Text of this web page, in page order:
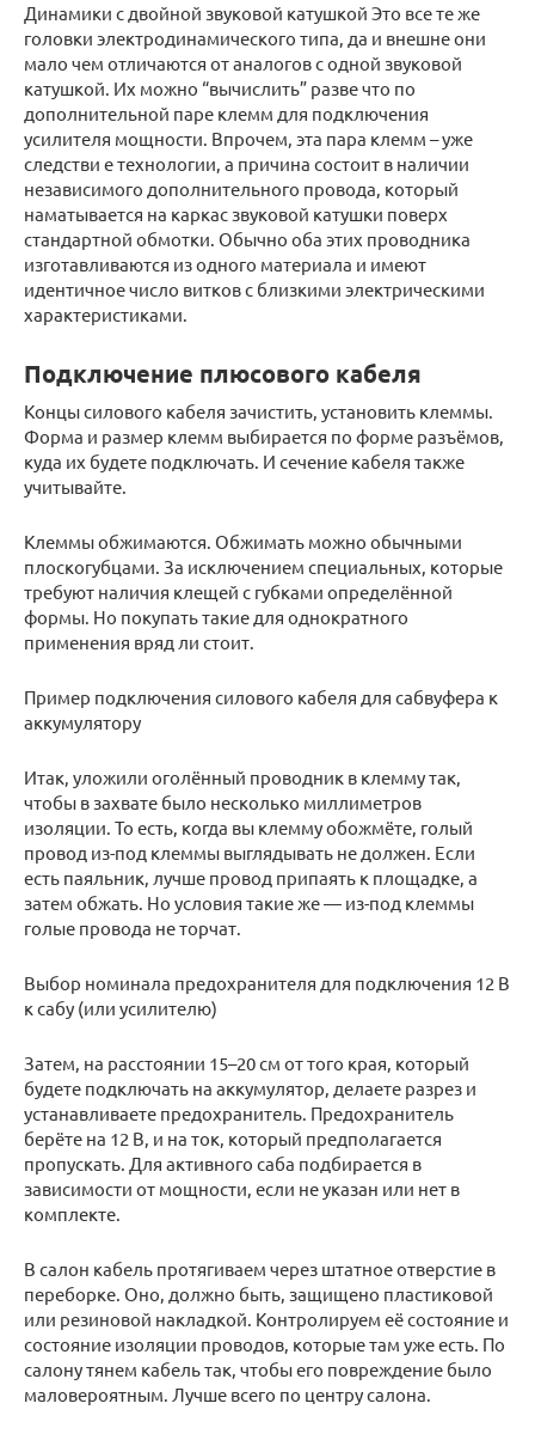
Динамики с двойной звуковой катушкой Это все те же
головки электродинамического типа, да и внешне они
мало чем отличаются от аналогов с одной звуковой
катушкой. Их можно “вычислить” разве что по
дополнительной паре клемм для подключения
усилителя мощности. Впрочем, эта пара клемм – уже
следстви е технологии, а причина состоит в наличии
независимого дополнительного провода, который
наматывается на каркас звуковой катушки поверх
стандартной обмотки. Обычно оба этих проводника
изготавливаются из одного материала и имеют
идентичное число витков с близкими электрическими
характеристиками.
Подключение плюсового кабеля
Концы силового кабеля зачистить, установить клеммы.
Форма и размер клемм выбирается по форме разъёмов,
куда их будете подключать. И сечение кабеля также
учитывайте.
Клеммы обжимаются. Обжимать можно обычными
плоскогубцами. За исключением специальных, которые
требуют наличия клещей с губками определённой
формы. Но покупать такие для однократного
применения вряд ли стоит.
Пример подключения силового кабеля для сабвуфера к
аккумулятору
Итак, уложили оголённый проводник в клемму так,
чтобы в захвате было несколько миллиметров
изоляции. То есть, когда вы клемму обожмёте, голый
провод из-под клеммы выглядывать не должен. Если
есть паяльник, лучше провод припаять к площадке, а
затем обжать. Но условия такие же — из-под клеммы
голые провода не торчат.
Выбор номинала предохранителя для подключения 12 В
к сабу (или усилителю)
Затем, на расстоянии 15–20 см от того края, который
будете подключать на аккумулятор, делаете разрез и
устанавливаете предохранитель. Предохранитель
берёте на 12 В, и на ток, который предполагается
пропускать. Для активного саба подбирается в
зависимости от мощности, если не указан или нет в
комплекте.
В салон кабель протягиваем через штатное отверстие в
переборке. Оно, должно быть, защищено пластиковой
или резиновой накладкой. Контролируем её состояние и
состояние изоляции проводов, которые там уже есть. По
салону тянем кабель так, чтобы его повреждение было
маловероятным. Лучше всего по центру салона.